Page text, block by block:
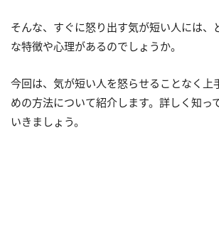
そんな、すぐに怒り出す気が短い人には、
な特徴や心理があるのでしょうか。
今回は、気が短い人を怒らせることなく上
めの方法について紹介します。詳しく知っ
いきましょう。